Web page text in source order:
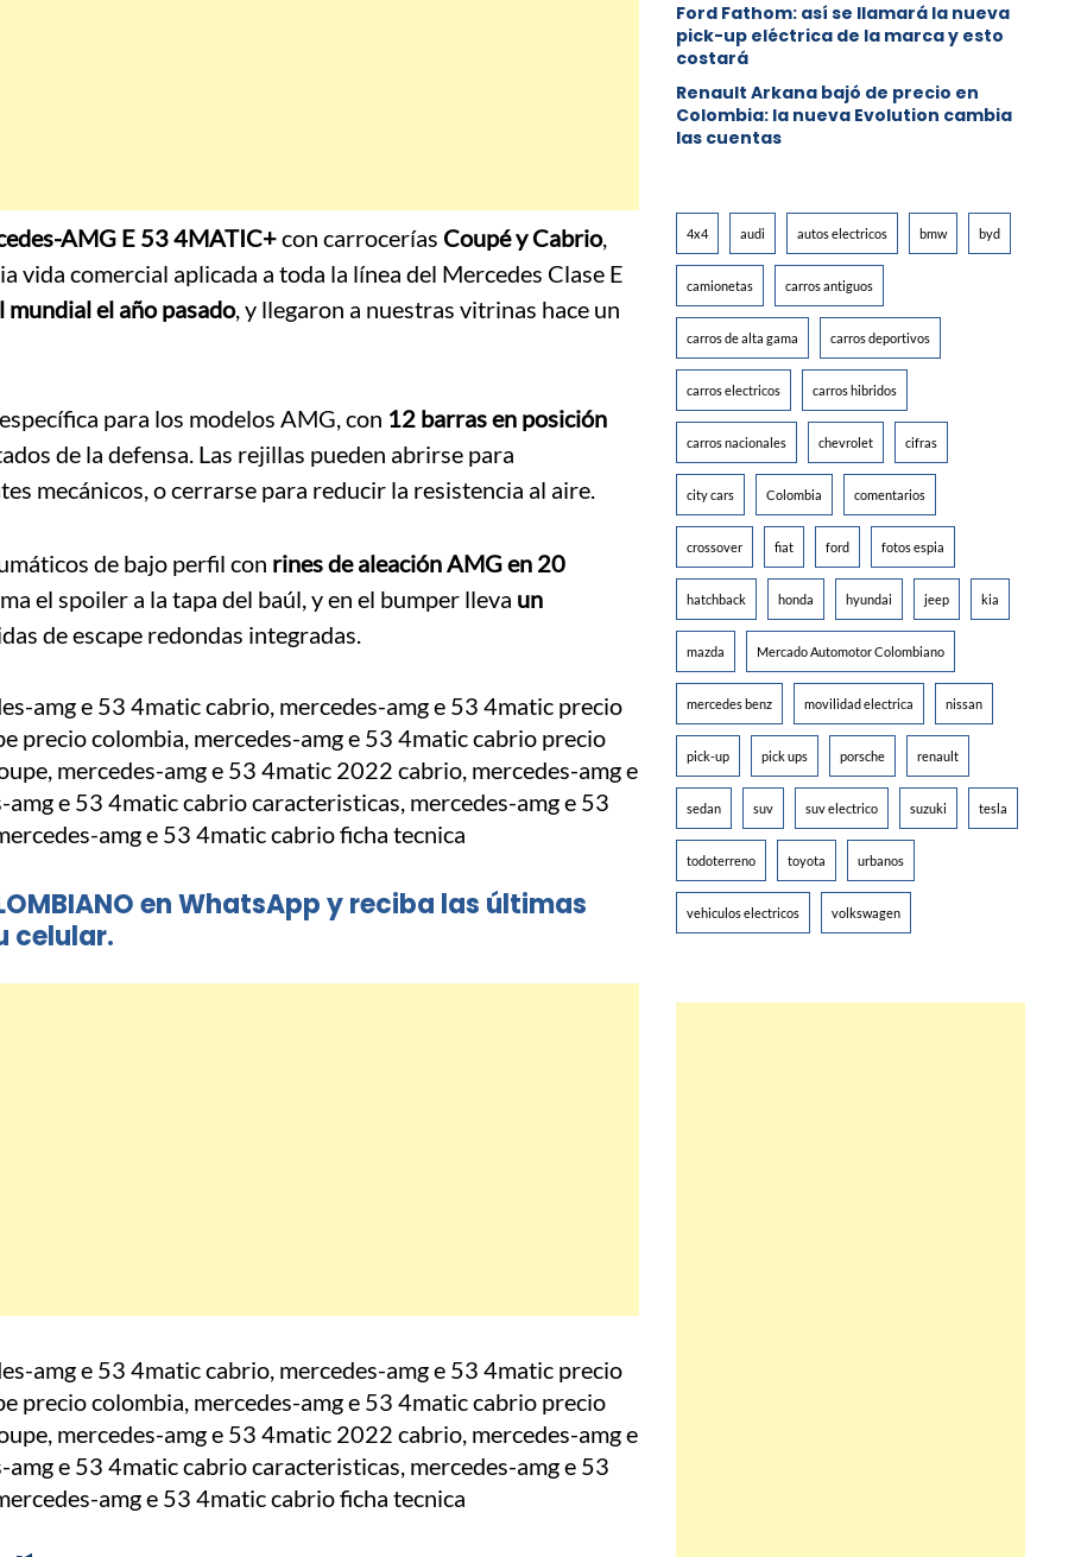
AMG E 53 4MATIC+con carrocerías Coupé y Cabrio,
vida comercial aplicada a toda la línea del Mercedes Clase E
el año pasado, y llegaron a nuestras vitrinas hace un
para los modelos AMG, con 12 barras en posición
de la defensa. Las rejillas pueden abrirse para
mecánicos, o cerrarse para reducir la resistencia al aire.
de bajo perfil con rines de aleación AMG en 20
el spoiler a la tapa del baúl, y en el bumper lleva un
de escape redondas integradas.
en WhatsApp y reciba las últimas
celular.
Ford Fathom: así se llamará la nueva
pick-up eléctrica de la marca y esto
costará
Renault Arkana bajó de precio en
Colombia: la nueva Evolution cambia
las cuentas
4x4 audi autos electricos bmw byd
camionetas carros antiguos
carros de alta gama carros deportivos
carros electricos carros hibridos
carros nacionales chevrolet cifras
city cars Colombia comentarios
crossover fiat ford fotos espia
hatchback honda hyundai jeep kia
mazda Mercado Automotor Colombiano
mercedes benz movilidad electrica nissan
pick-up pick ups porsche renault
sedan suv suv electrico suzuki tesla
todoterreno toyota urbanos
vehiculos electricos volkswagen